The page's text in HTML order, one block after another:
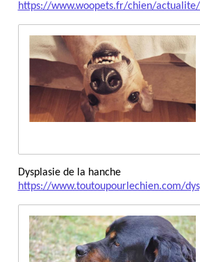
https://www.woopets.fr/chien/
Dysplasie de la hanche
https://www.toutoupourlechien.com/